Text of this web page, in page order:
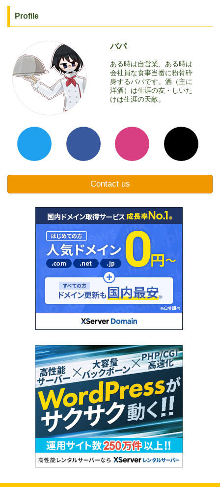
Profile
パパ
ある時は自営業、ある時は
会社員な食事当番に粉骨砕
身するパパです。酒（主に
洋酒）は生涯の友・しいた
けは生涯の天敵。
Contact us